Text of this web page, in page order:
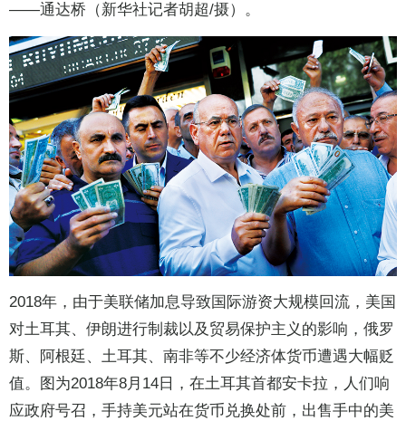
——通达桥（新华社记者胡超/摄）。
2018年，由于美联储加息导致国际游资大规模回流，美国
对土耳其、伊朗进行制裁以及贸易保护主义的影响，俄罗
斯、阿根廷、土耳其、南非等不少经济体货币遭遇大幅贬
值。图为2018年8月14日，在土耳其首都安卡拉，人们响
应政府号召，手持美元站在货币兑换处前，出售手中的美